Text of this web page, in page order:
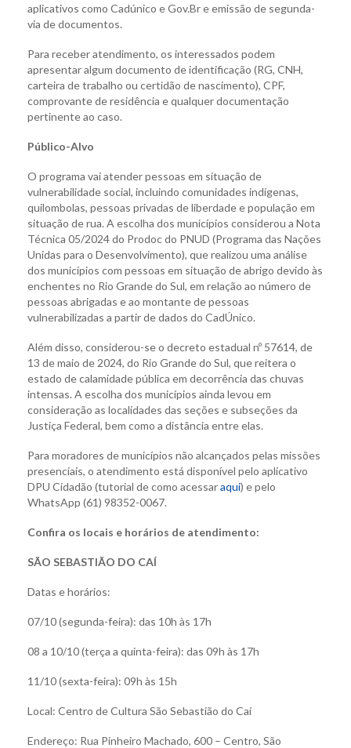
aplicativos como Cadúnico e Gov.Br e emissão de segunda-
via de documentos.
Para receber atendimento, os interessados podem
apresentar algum documento de identificação (RG, CNH,
carteira de trabalho ou certidão de nascimento), CPF,
comprovante de residência e qualquer documentação
pertinente ao caso.
Público-Alvo
O programa vai atender pessoas em situação de
vulnerabilidade social, incluindo comunidades indígenas,
quilombolas, pessoas privadas de liberdade e população em
situação de rua. A escolha dos municípios considerou a Nota
Técnica 05/2024 do Prodoc do PNUD (Programa das Nações
Unidas para o Desenvolvimento), que realizou uma análise
dos municípios com pessoas em situação de abrigo devido às
enchentes no Rio Grande do Sul, em relação ao número de
pessoas abrigadas e ao montante de pessoas
vulnerabilizadas a partir de dados do CadÚnico.
Além disso, considerou-se o decreto estadual nº 57614, de
13 de maio de 2024, do Rio Grande do Sul, que reitera o
estado de calamidade pública em decorrência das chuvas
intensas. A escolha dos municípios ainda levou em
consideração as localidades das seções e subseções da
Justiça Federal, bem como a distância entre elas.
Para moradores de municípios não alcançados pelas missões
presenciais, o atendimento está disponível pelo aplicativo
DPU Cidadão (tutorial de como acessaraqui) e pelo
WhatsApp (61) 98352-0067.
Confira os locais e horários de atendimento:
SÃO SEBASTIÃO DO CAÍ
Datas e horários:
07/10 (segunda-feira): das 10h às 17h
08 a 10/10 (terça a quinta-feira): das 09h às 17h
11/10 (sexta-feira): 09h às 15h
Local: Centro de Cultura São Sebastião do Caí
Endereço: Rua Pinheiro Machado, 600 – Centro, São